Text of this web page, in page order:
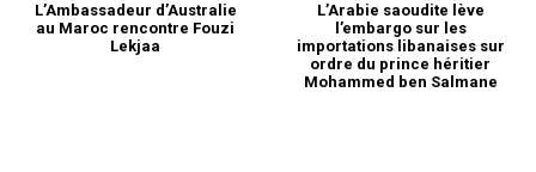
L’Ambassadeur d’Australie
au Maroc rencontre Fouzi
Lekjaa
L’Arabie saoudite lève
l’embargo sur les
importations libanaises sur
ordre du prince héritier
Mohammed ben Salmane